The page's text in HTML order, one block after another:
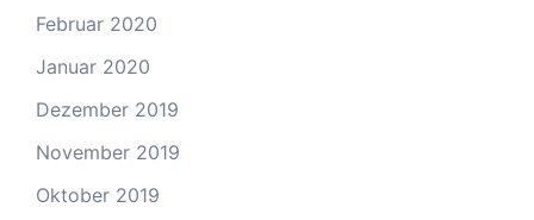
Februar 2020
Januar 2020
Dezember 2019
November 2019
Oktober 2019